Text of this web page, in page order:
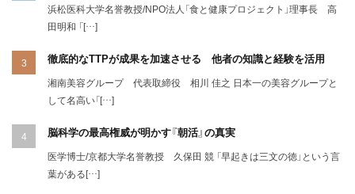
浜松医科大学名誉教授/NPO法人「食と健康プロジェクト」理事長 高
田明和 「[…]
徹底的なTTPが成果を加速させる 他者の知識と経験を活用
湘南美容グループ 代表取締役 相川 佳之 日本一の美容グループと
して名高い「[…]
脳科学の最高権威が明かす『朝活』の真実
医学博士/京都大学名誉教授 久保田 競 「早起きは三文の徳」という言
葉がある[…]